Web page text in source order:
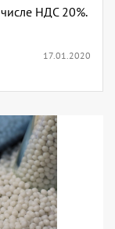
НДС 20%.
17.01.2020